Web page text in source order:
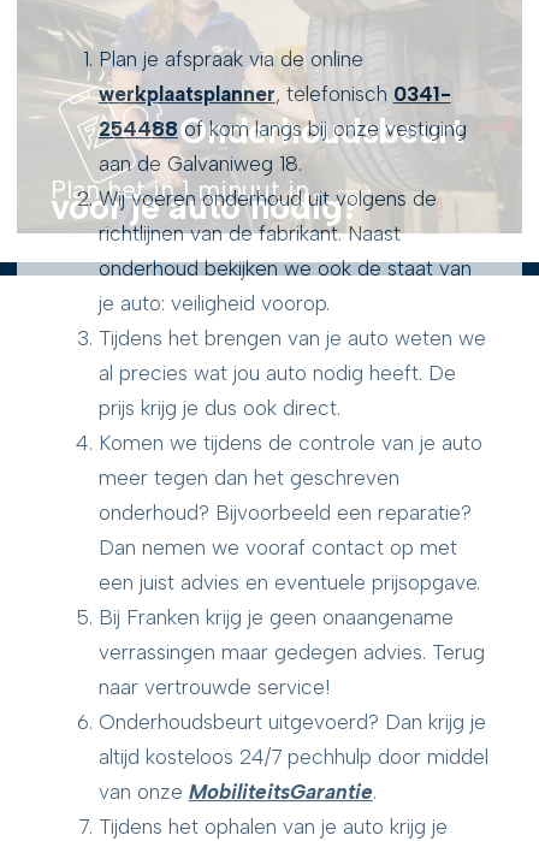
Onderhoudsbeurt
voor je auto nodig?
Plan het in 1 minuut in...
Plan je afspraak via de online
werkplaatsplanner, telefonisch 0341-
254488 of kom langs bij onze vestiging
aan de Galvaniweg 18.
Wij voeren onderhoud uit volgens de
richtlijnen van de fabrikant. Naast
onderhoud bekijken we ook de staat van
je auto: veiligheid voorop.
Tijdens het brengen van je auto weten we
al precies wat jou auto nodig heeft. De
prijs krijg je dus ook direct.
Komen we tijdens de controle van je auto
meer tegen dan het geschreven
onderhoud? Bijvoorbeeld een reparatie?
Dan nemen we vooraf contact op met
een juist advies en eventuele prijsopgave.
Bij Franken krijg je geen onaangename
verrassingen maar gedegen advies. Terug
naar vertrouwde service!
Onderhoudsbeurt uitgevoerd? Dan krijg je
altijd kosteloos 24/7 pechhulp door middel
van onze MobiliteitsGarantie.
Tijdens het ophalen van je auto krijg je